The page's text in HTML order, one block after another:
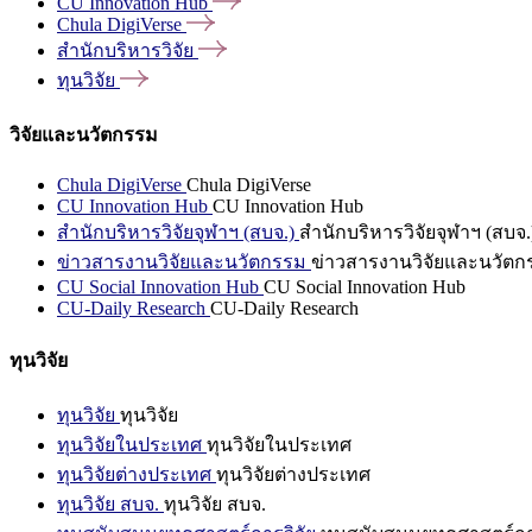
Chula DigiVerse
สำนักบริหารวิจัย
ทุนวิจัย
วิจัยและนวัตกรรม
Chula DigiVerse Chula DigiVerse
CU Innovation Hub CU Innovation Hub
สำนักบริหารวิจัยจุฬาฯ (สบจ.) สำนักบริหารวิจัยจุฬาฯ (สบจ
ข่าวสารงานวิจัยและนวัตกรรม ข่าวสารงานวิจัยและนวัตก
CU Social Innovation Hub CU Social Innovation Hub
CU-Daily Research CU-Daily Research
ทุนวิจัย
ทุนวิจัย ทุนวิจัย
ทุนวิจัยในประเทศ ทุนวิจัยในประเทศ
ทุนวิจัยต่างประเทศ ทุนวิจัยต่างประเทศ
ทุนวิจัย สบจ. ทุนวิจัย สบจ.